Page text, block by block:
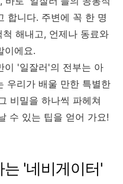
합니다. 주변에 꼭 한 명
해내고, 언제나 동료와
이에요.
이 '일잘러'의 전부는 아
우리가 배울 만한 특별한
비밀을 하나씩 파헤쳐
수 있는 팁을 얻어 가요!
는 '네비게이터'